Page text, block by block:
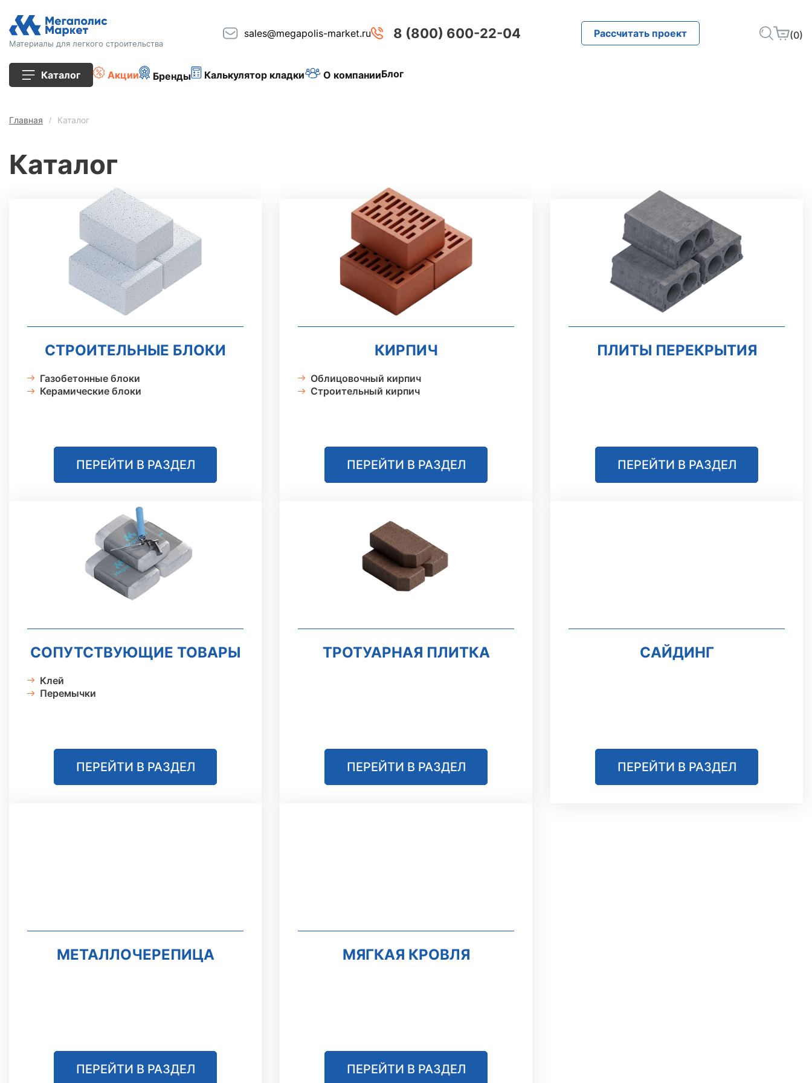
Материалы для легкого строительства
sales@megapolis-market.ru 8 (800) 600-22-04 Рассчитать проект (0)
Каталог
Кирпич
Плиты перекрытия
Сопутствующие товары
Тротуарная плитка
Мягкая кровля
Акции Бренды Калькулятор кладки О компанииБлог
Главная Каталог
Каталог
СТРОИТЕЛЬНЫЕ БЛОКИ
Газобетонные блоки
Керамические блоки
ПЕРЕЙТИ В РАЗДЕЛ
КИРПИЧ
Облицовочный кирпич
Строительный кирпич
ПЕРЕЙТИ В РАЗДЕЛ
ПЛИТЫ ПЕРЕКРЫТИЯ
ПЕРЕЙТИ В РАЗДЕЛ
СОПУТСТВУЮЩИЕ ТОВАРЫ
Клей
Перемычки
ПЕРЕЙТИ В РАЗДЕЛ
ТРОТУАРНАЯ ПЛИТКА
ПЕРЕЙТИ В РАЗДЕЛ
САЙДИНГ
ПЕРЕЙТИ В РАЗДЕЛ
МЕТАЛЛОЧЕРЕПИЦА
ПЕРЕЙТИ В РАЗДЕЛ
МЯГКАЯ КРОВЛЯ
ПЕРЕЙТИ В РАЗДЕЛ